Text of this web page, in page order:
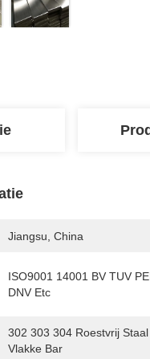
Jiangsu, China
ISO9001 14001 BV TUV
DNV Etc
302 303 304 Roestvrij Staal
Vlakke Bar